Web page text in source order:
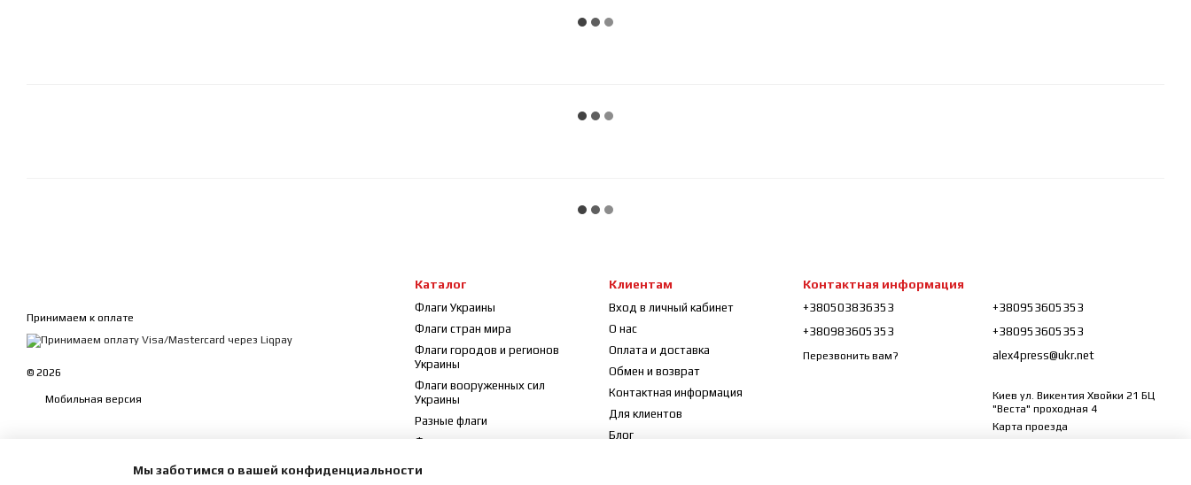
Принимаем к оплате
© 2026
Мобильная версия
Каталог
Флаги Украины
Флаги стран мира
Флаги городов и регионов
Украины
Флаги вооруженных сил
Украины
Разные флаги
Флажки
Клиентам
Вход в личный кабинет
О нас
Оплата и доставка
Обмен и возврат
Контактная информация
Для клиентов
Блог
Контактная информация
+380503836353
+380983605353
Перезвонить вам?
+380953605353
+380953605353
alex4press@ukr.net
Киев ул. Викентия Хвойки 21 БЦ
"Веста" проходная 4
Карта проезда
Мы заботимся о вашей конфиденциальности